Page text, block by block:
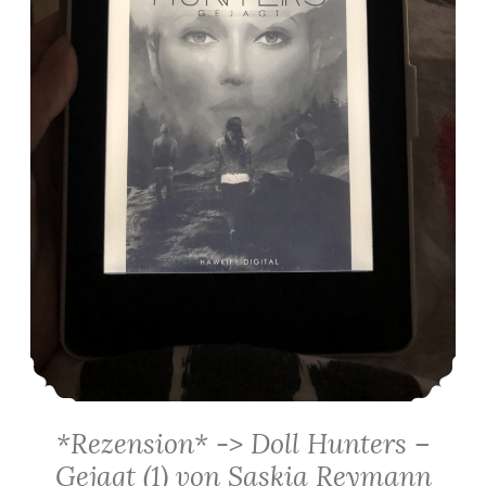
*Rezension* -> Doll Hunters –
Gejagt (1) von Saskia Reymann